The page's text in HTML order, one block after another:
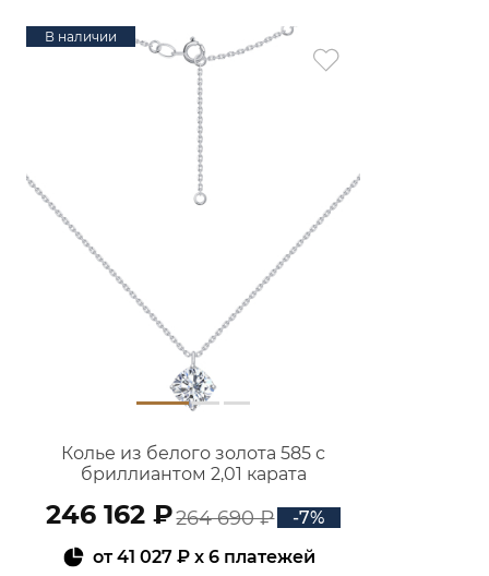
В наличии
Колье из белого золота 585 с
бриллиантом 2,01 карата
246 162 ₽264 690 ₽
-7%
от41 027 ₽x 6 платежей